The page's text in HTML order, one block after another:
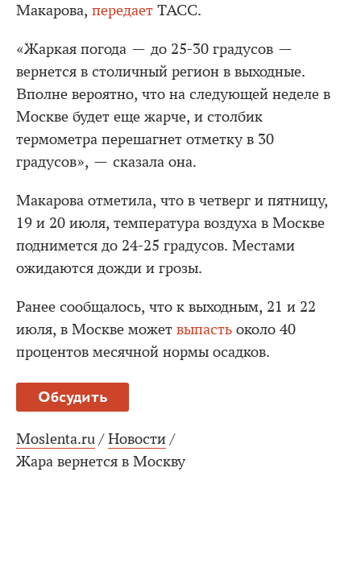
Макарова, передает ТАСС.
«Жаркая погода — до 25-30 градусов —
вернется в столичный регион в выходные.
Вполне вероятно, что на следующей неделе в
Москве будет еще жарче, и столбик
термометра перешагнет отметку в 30
градусов», — сказала она.
Макарова отметила, что в четверг и пятницу,
19 и 20 июля, температура воздуха в Москве
поднимется до 24-25 градусов. Местами
ожидаются дожди и грозы.
Ранее сообщалось, что к выходным, 21 и 22
июля, в Москве может выпасть около 40
процентов месячной нормы осадков.
Обсудить
Moslenta.ru / Новости /
Жара вернется в Москву